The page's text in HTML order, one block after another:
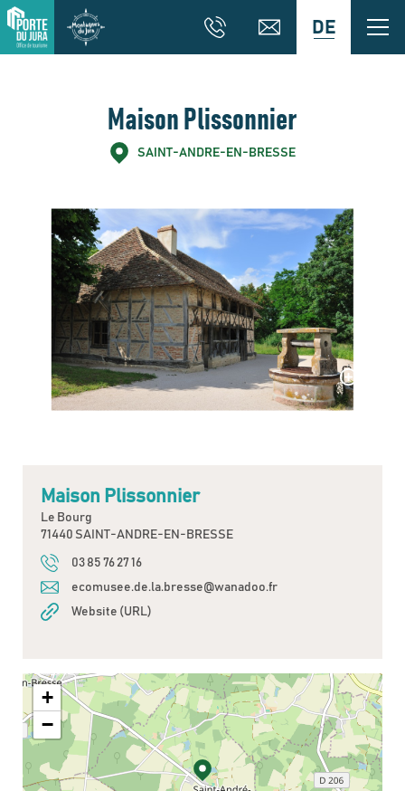
DE
Maison Plissonnier
SAINT-ANDRE-EN-BRESSE
Maison Plissonnier
Le Bourg
71440 SAINT-ANDRE-EN-BRESSE
03 85 76 27 16
ecomusee.de.la.bresse@wanadoo.fr
Website (URL)
+
−